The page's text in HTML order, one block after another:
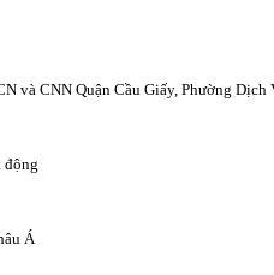
và CNN Quận Cầu Giấy, Phường
động
Á